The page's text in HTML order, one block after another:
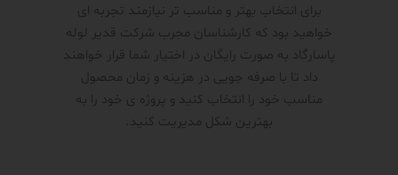
برای انتخاب بهتر و مناسب تر نیازمند تجربه ای
خواهید بود که کارشناسان مجرب شرکت قدیر لوله
پاسارگاد به صورت رایگان در اختیار شما قرار خواهند
داد تا با صرفه جویی در هزینه و زمان محصول
مناسب خود را انتخاب کنید و پروژه ی خود را به
بهترین شکل مدیریت کنید.